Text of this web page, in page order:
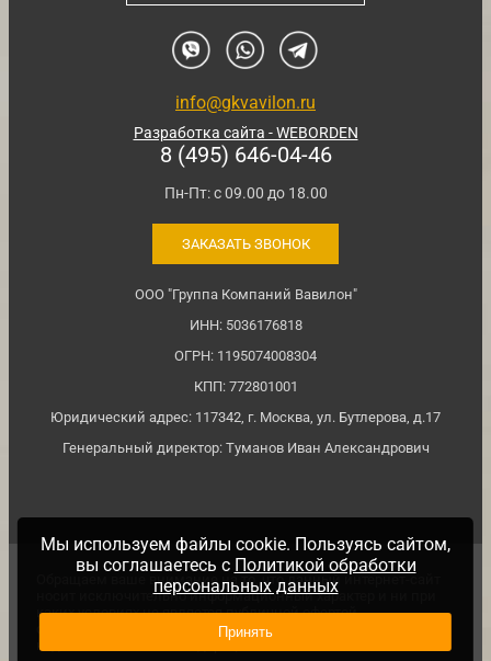
info@gkvavilon.ru
Разработка сайта - WEBORDEN
8 (495) 646-04-46
Пн-Пт: с 09.00 до 18.00
ЗАКАЗАТЬ ЗВОНОК
ООО "Группа Компаний Вавилон"
ИНН: 5036176818
ОГРН: 1195074008304
КПП: 772801001
Юридический адрес: 117342, г. Москва, ул. Бутлерова, д.17
Генеральный директор: Туманов Иван Александрович
Обращаем ваше внимание на то, что данный интернет-сайт
носит исключительно информационный характер и ни при
каких условиях не является публичной офертой,
определяемой положениями ч. 2 ст. №437 Гражданского
кодекса Российской Федерации.
Мы используем файлы cookie. Пользуясь сайтом,
вы соглашаетесь с Политикой обработки
персональных данных
Принять